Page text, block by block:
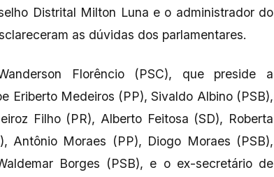
Distrital Milton Luna e o administrador do
as dúvidas dos parlamentares.
Florêncio (PSC), que preside a
Eriberto Medeiros (PP), Sivaldo Albino (PSB),
Filho (PR), Alberto Feitosa (SD), Roberta
Antônio Moraes (PP), Diogo Moraes (PSB),
Borges (PSB), e o ex-secretário de